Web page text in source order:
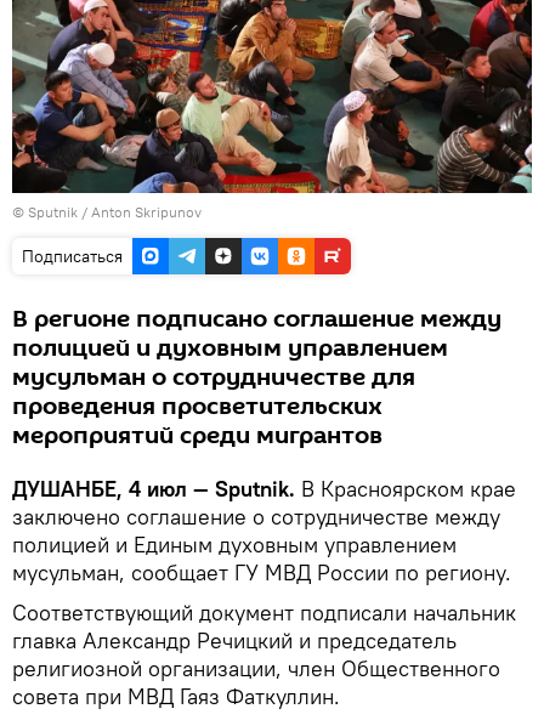
© Sputnik / Anton Skripunov
Подписаться
В регионе подписано соглашение между
полицией и духовным управлением
мусульман о сотрудничестве для
проведения просветительских
мероприятий среди мигрантов
ДУШАНБЕ, 4 июл — Sputnik. В Красноярском крае
заключено соглашение о сотрудничестве между
полицией и Единым духовным управлением
мусульман, сообщает ГУ МВД России по региону.
Соответствующий документ подписали начальник
главка Александр Речицкий и председатель
религиозной организации, член Общественного
совета при МВД Гаяз Фаткуллин.